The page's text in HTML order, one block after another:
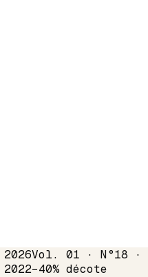
Vol. 01 · N°18
2022−40% décote